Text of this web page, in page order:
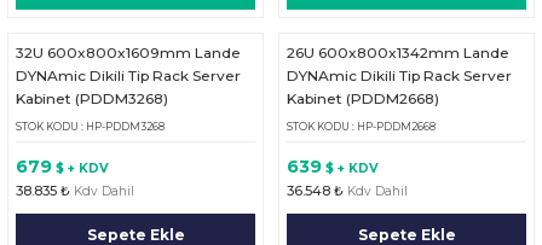
32U 600x800x1609mm Lande
DYNAmic Dikili Tip Rack Server
Kabinet (PDDM3268)
STOK KODU : HP-PDDM3268
679 $ + KDV
38.835 ₺ Kdv Dahil
Sepete Ekle
26U 600x800x1342mm Lande
DYNAmic Dikili Tip Rack Server
Kabinet (PDDM2668)
STOK KODU : HP-PDDM2668
639 $ + KDV
36.548 ₺ Kdv Dahil
Sepete Ekle